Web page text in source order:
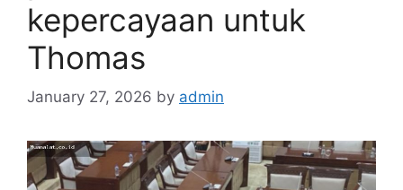
kepercayaan untuk
Thomas
January 27, 2026 by admin